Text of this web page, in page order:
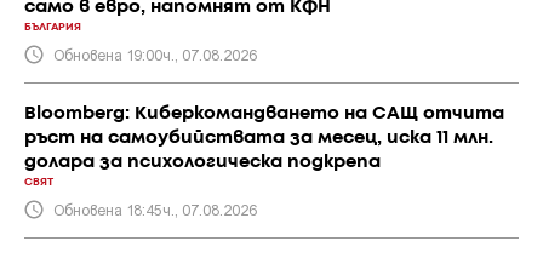
само в евро, напомнят от КФН
БЪЛГАРИЯ
Обновена 19:00ч., 07.08.2026
Bloomberg: Киберкомандването на САЩ отчита
ръст на самоубийствата за месец, иска 11 млн.
долара за психологическа подкрепа
СВЯТ
Обновена 18:45ч., 07.08.2026